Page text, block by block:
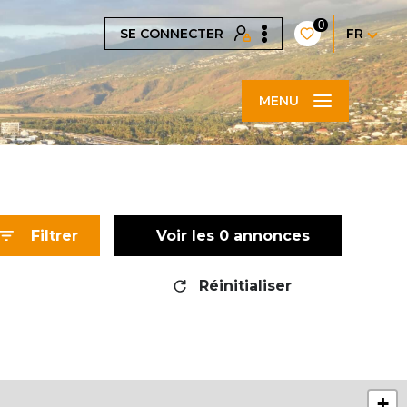
SE CONNECTER
0
FR
MENU
Filtrer Voir les 0annonces
Réinitialiser